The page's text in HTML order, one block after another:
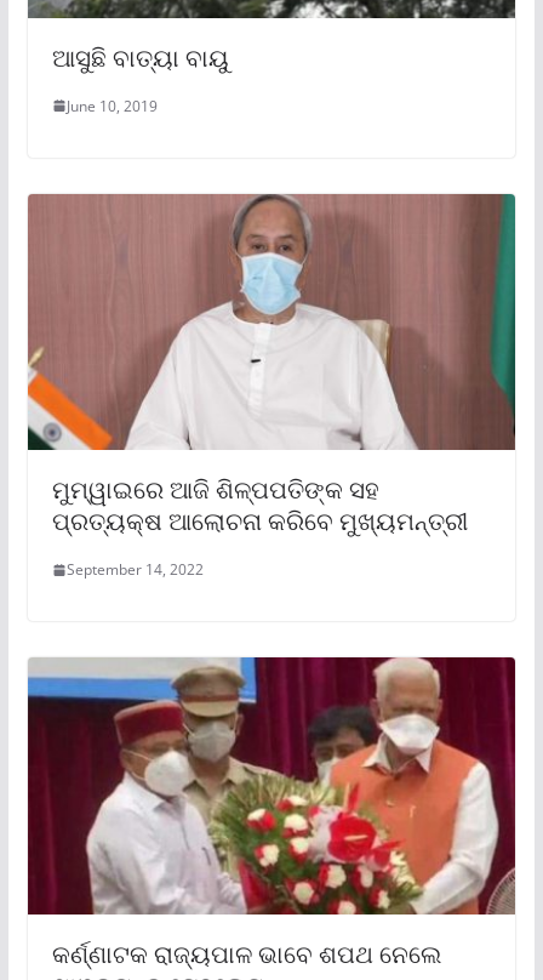
ଆସୁଛି ବାତ୍ୟା ବାୟୁ
June 10, 2019
ମୁମ୍ୱାଇରେ ଆଜି ଶିଳ୍ପପତିଙ୍କ ସହ
ପ୍ରତ୍ୟକ୍ଷ ଆଲୋଚନା କରିବେ ମୁଖ୍ୟମନ୍ତ୍ରୀ
September 14, 2022
କର୍ଣ୍ଣାଟକ ରାଜ୍ୟପାଳ ଭାବେ ଶପଥ ନେଲେ